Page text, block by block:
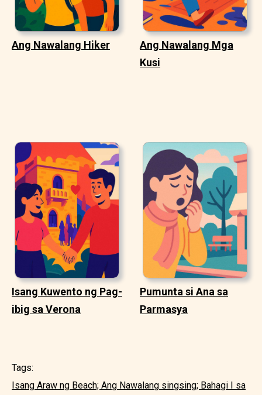
Ang Nawalang Hiker
Ang Nawalang Mga
Kusi
Isang Kuwento ng Pag-
ibig sa Verona
Pumunta si Ana sa
Parmasya
Tags:
Isang Araw ng Beach; Ang Nawalang singsing; Bahagi I sa